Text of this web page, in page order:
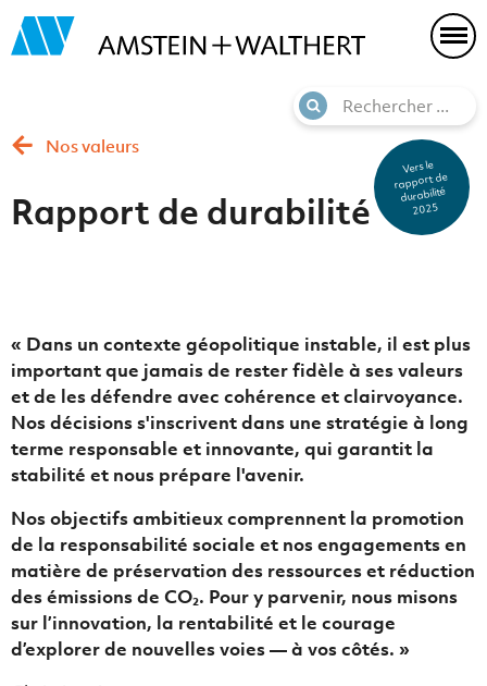
Nos valeurs
Rapport de durabilité
Vers le
rapport de
durabilité
2025
« Dans un contexte géopolitique instable, il est plus
important que jamais de rester fidèle à ses valeurs
et de les défendre avec cohérence et clairvoyance.
Nos décisions s'inscrivent dans une stratégie à long
terme responsable et innovante, qui garantit la
stabilité et nous prépare l'avenir.
Nos objectifs ambitieux comprennent la promotion
de la responsabilité sociale et nos engagements en
matière de préservation des ressources et réduction
des émissions de CO₂. Pour y parvenir, nous misons
sur l’innovation, la rentabilité et le courage
d’explorer de nouvelles voies — à vos côtés. »